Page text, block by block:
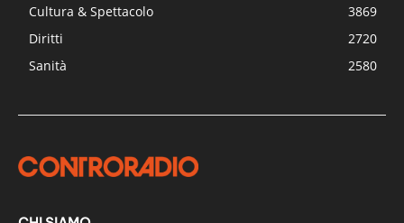
Cultura & Spettacolo
3869
Diritti
2720
Sanità
2580